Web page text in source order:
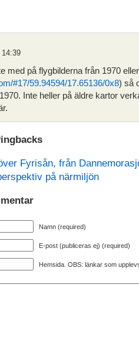
med på flygbilderna från 1970
#17/59.94594/17.65136/0x8) så
Inte heller på äldre kartor
Fyrisån, från
på närmiljön
Namn (required)
E-post (publiceras ej) (required)
Hemsida. OBS: länkar som